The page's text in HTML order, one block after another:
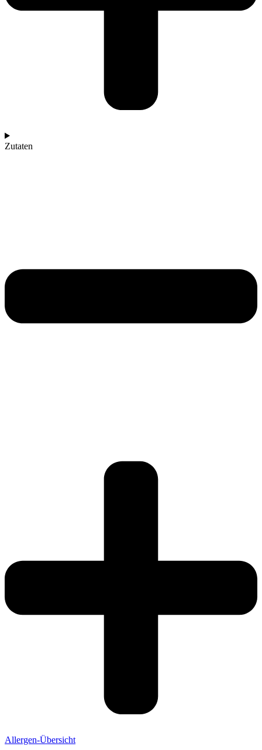
Zutaten
Allergen-Übersicht